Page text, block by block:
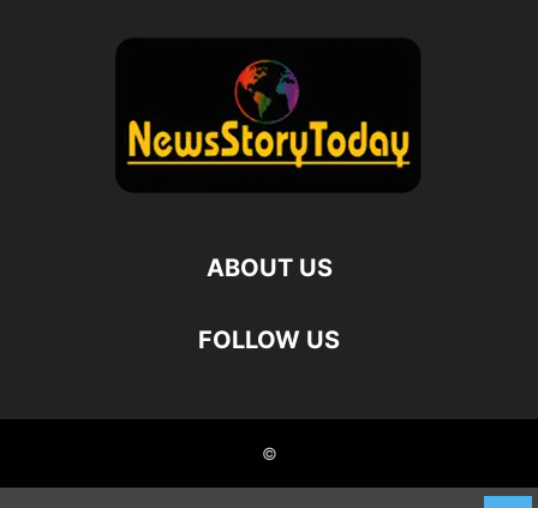
ABOUT US
FOLLOW US
©